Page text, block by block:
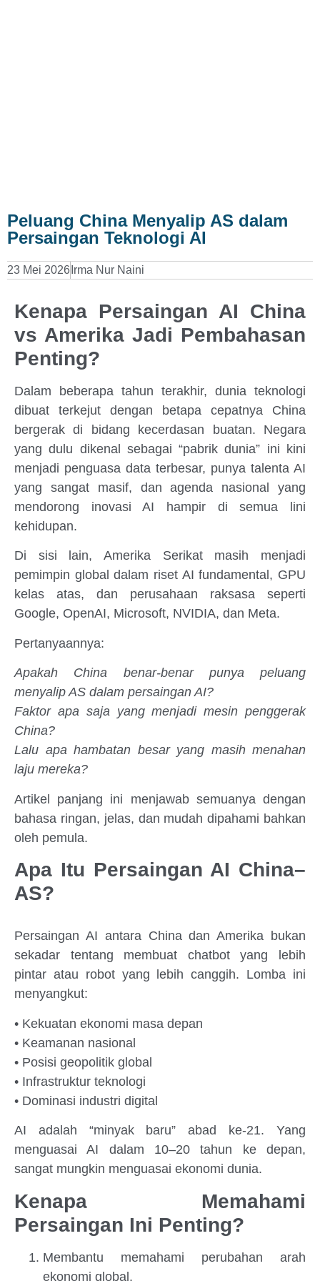
Peluang China Menyalip AS dalam
Persaingan Teknologi AI
23 Mei 2026 Irma Nur Naini
Kenapa Persaingan AI China
vs Amerika Jadi Pembahasan
Penting?
Dalam beberapa tahun terakhir, dunia teknologi
dibuat terkejut dengan betapa cepatnya China
bergerak di bidang kecerdasan buatan. Negara
yang dulu dikenal sebagai “pabrik dunia” ini kini
menjadi penguasa data terbesar, punya talenta AI
yang sangat masif, dan agenda nasional yang
mendorong inovasi AI hampir di semua lini
kehidupan.
Di sisi lain, Amerika Serikat masih menjadi
pemimpin global dalam riset AI fundamental, GPU
kelas atas, dan perusahaan raksasa seperti
Google, OpenAI, Microsoft, NVIDIA, dan Meta.
Pertanyaannya:
Apakah China benar-benar punya peluang
menyalip AS dalam persaingan AI?
Faktor apa saja yang menjadi mesin penggerak
China?
Lalu apa hambatan besar yang masih menahan
laju mereka?
Artikel panjang ini menjawab semuanya dengan
bahasa ringan, jelas, dan mudah dipahami bahkan
oleh pemula.
Apa Itu Persaingan AI China–
AS?
Persaingan AI antara China dan Amerika bukan
sekadar tentang membuat chatbot yang lebih
pintar atau robot yang lebih canggih. Lomba ini
menyangkut:
• Kekuatan ekonomi masa depan
• Keamanan nasional
• Posisi geopolitik global
• Infrastruktur teknologi
• Dominasi industri digital
AI adalah “minyak baru” abad ke-21. Yang
menguasai AI dalam 10–20 tahun ke depan,
sangat mungkin menguasai ekonomi dunia.
Kenapa Memahami
Persaingan Ini Penting?
Membantu memahami perubahan arah
ekonomi global.